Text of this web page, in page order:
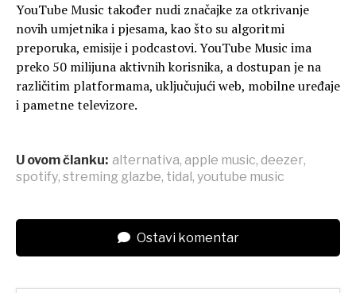
YouTube Music također nudi značajke za otkrivanje
novih umjetnika i pjesama, kao što su algoritmi
preporuka, emisije i podcastovi. YouTube Music ima
preko 50 milijuna aktivnih korisnika, a dostupan je na
različitim platformama, uključujući web, mobilne uređaje
i pametne televizore.
U ovom članku: alternativa, apple music, deezer,
spotify, streming glazbe, tidal , youtube music
Ostavi komentar